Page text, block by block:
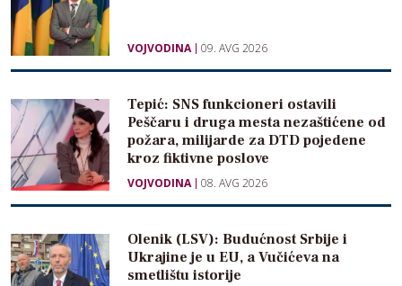
VOJVODINA 09. AVG 2026
Tepić: SNS funkcioneri ostavili
Peščaru i druga mesta nezaštićene od
požara, milijarde za DTD pojedene
kroz fiktivne poslove
VOJVODINA 08. AVG 2026
Olenik (LSV): Budućnost Srbije i
Ukrajine je u EU, a Vučićeva na
smetlištu istorije